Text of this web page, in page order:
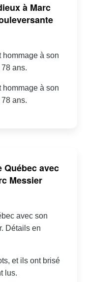
à Marc
à son
ans.
à son
ans.
Québec avec
Messier
avec son
Détails en
et ils ont brisé
lus.